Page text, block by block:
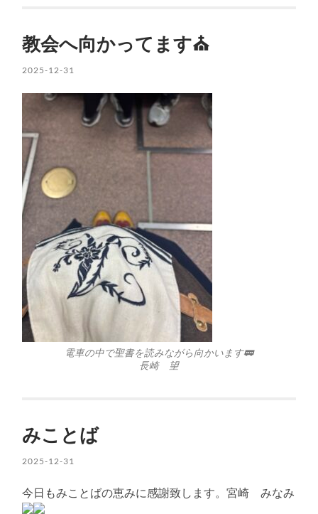
教会へ向かってます⛪️
2025-12-31
電車の中で聖書を読みながら向かいます🚃
長崎 望
みことば
2025-12-31
今日もみことばの恵みに感謝致します。宮崎 みなみ